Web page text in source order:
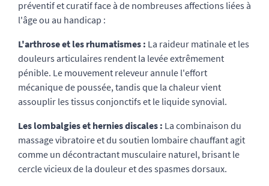
préventif et curatif face à de nombreuses affections liées à
l'âge ou au handicap :
L'arthrose et les rhumatismes : La raideur matinale et les
douleurs articulaires rendent la levée extrêmement
pénible. Le mouvement releveur annule l'effort
mécanique de poussée, tandis que la chaleur vient
assouplir les tissus conjonctifs et le liquide synovial.
Les lombalgies et hernies discales : La combinaison du
massage vibratoire et du soutien lombaire chauffant agit
comme un décontractant musculaire naturel, brisant le
cercle vicieux de la douleur et des spasmes dorsaux.